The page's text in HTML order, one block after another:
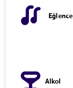
Eğlence
Alkol